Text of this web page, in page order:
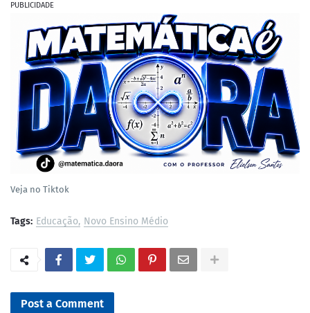
PUBLICIDADE
Veja no Tiktok
Tags: Educação Novo Ensino Médio
Post a Comment